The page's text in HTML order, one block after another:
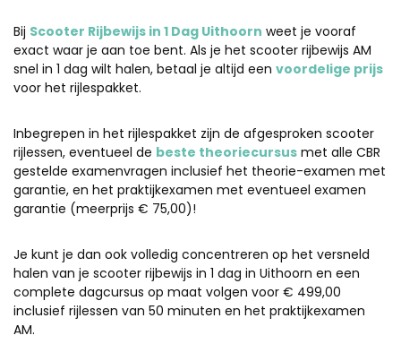
Bij Scooter Rijbewijs in 1 Dag Uithoorn weet je vooraf
exact waar je aan toe bent. Als je het scooter rijbewijs AM
snel in 1 dag wilt halen, betaal je altijd een voordelige prijs
voor het rijlespakket.
Inbegrepen in het rijlespakket zijn de afgesproken scooter
rijlessen, eventueel de beste theoriecursus met alle CBR
gestelde examenvragen inclusief het theorie-examen met
garantie, en het praktijkexamen met eventueel examen
garantie (meerprijs € 75,00)!
Je kunt je dan ook volledig concentreren op het versneld
halen van je scooter rijbewijs in 1 dag in Uithoorn en een
complete dagcursus op maat volgen voor € 499,00
inclusief rijlessen van 50 minuten en het praktijkexamen
AM.